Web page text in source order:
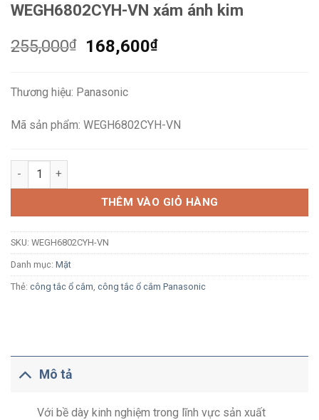
WEGH6802CYH-VN xám ánh kim
255,000₫
Giá
255,000₫.
168,600₫Giá
Thương hiệu: Panasonic
Mã sản phẩm: WEGH6802CYH-VN
Mặt Acrylic 2 thiết bị Panasonic Halumie WEGH6802CYH-VN
THÊM VÀO GIỎ HÀNG
SKU: WEGH6802CYH-VN
Danh mục: Mặt
Thẻ: công tắc ổ cắm công tắc ổ cắm Panasonic
Mô tả
Với bề dày kinh nghiệm trong lĩnh vực sản xuất